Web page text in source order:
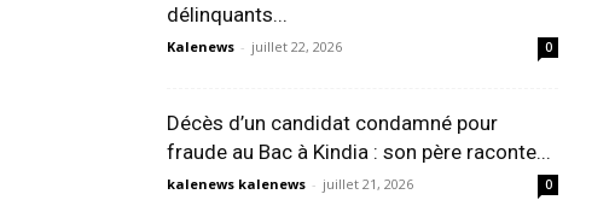
délinquants...
Kalenews - juillet 22, 2026 0
Décès d’un candidat condamné pour
fraude au Bac à Kindia : son père raconte...
kalenews kalenews - juillet 21, 2026 0